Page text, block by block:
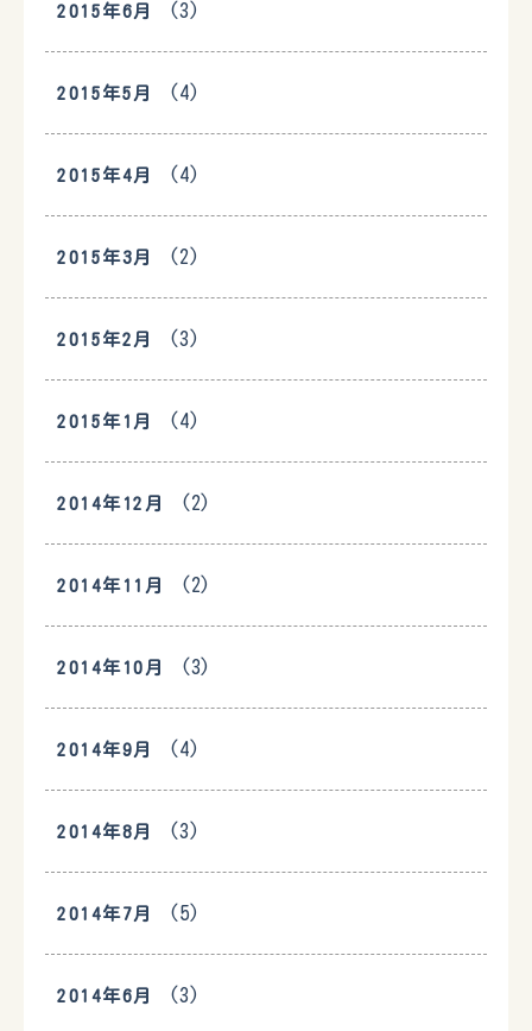
2015年6月 (3)
2015年5月 (4)
2015年4月 (4)
2015年3月 (2)
2015年2月 (3)
2015年1月 (4)
2014年12月 (2)
2014年11月 (2)
2014年10月 (3)
2014年9月 (4)
2014年8月 (3)
2014年7月 (5)
2014年6月 (3)